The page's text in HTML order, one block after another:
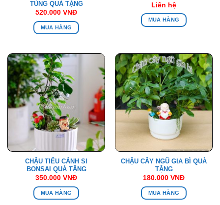
TÙNG QUÀ TẶNG
520.000 VNĐ
MUA HÀNG
Liên hệ
MUA HÀNG
CHẬU TIỂU CẢNH SI
BONSAI QUÀ TẶNG
350.000 VNĐ
MUA HÀNG
CHẬU CÂY NGŨ GIA BÌ QUÀ
TẶNG
180.000 VNĐ
MUA HÀNG